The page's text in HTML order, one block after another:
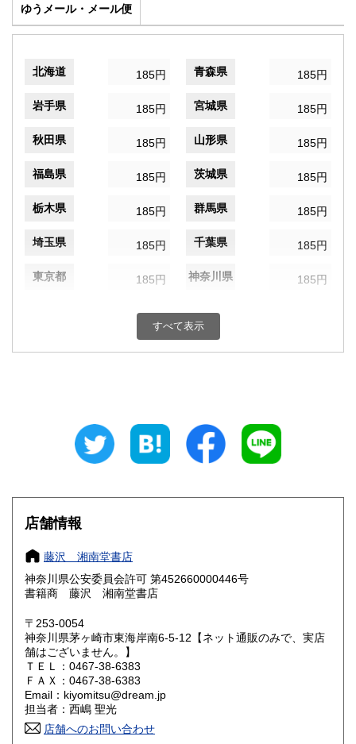
ゆうメール・メール便
北海道 185円 青森県 185円
岩手県 185円 宮城県 185円
秋田県 185円 山形県 185円
福島県 185円 茨城県 185円
栃木県 185円 群馬県 185円
埼玉県 185円 千葉県 185円
東京都 185円 神奈川県 185円
185円 富山県
185円 三重県
大阪府
奈良県
鳥取県 185円 島根県
岡山県
山口県
香川県 185円
高知県 185円
すべて表示
店舗情報
藤沢 湘南堂書店
神奈川県公安委員会許可 第452660000446号
書籍商 藤沢 湘南堂書店
〒253-0054
神奈川県茅ヶ崎市東海岸南6-5-12【ネット通販のみで、実店
舗はございません。】
ＴＥＬ：0467-38-6383
ＦＡＸ：0467-38-6383
Email：kiyomitsu@dream.jp
担当者：西嶋 聖光
店舗へのお問い合わせ